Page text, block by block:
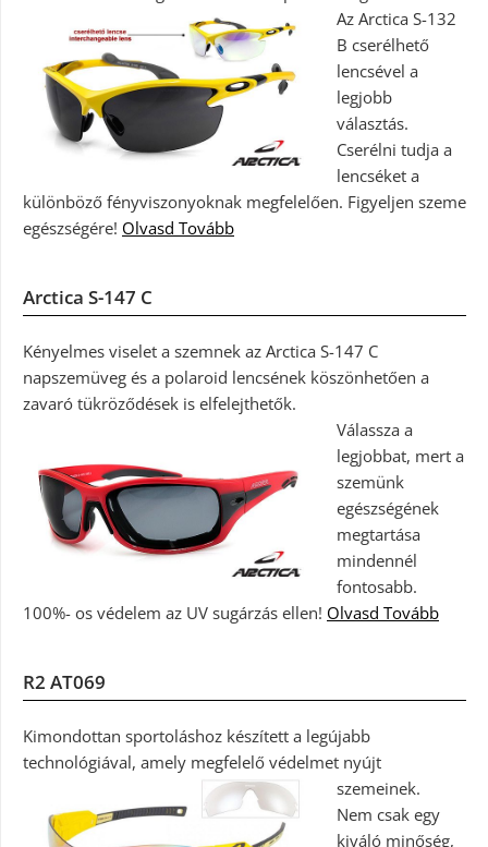
Az Arctica S-132
B cserélhető
lencsével a
legjobb
választás.
Cserélni tudja a
lencséket a
különböző fényviszonyoknak megfelelően. Figyeljen szeme
egészségére! Olvasd Tovább
Arctica S-147 C
Kényelmes viselet a szemnek az Arctica S-147 C
napszemüveg és a polaroid lencsének köszönhetően a
zavaró tükröződések is elfelejthetők.
Válassza a
legjobbat, mert a
szemünk
egészségének
megtartása
mindennél
fontosabb.
100%- os védelem az UV sugárzás ellen! Olvasd Tovább
R2 AT069
Kimondottan sportoláshoz készített a legújabb
technológiával, amely megfelelő védelmet nyújt
szemeinek.
Nem csak egy
kiváló minőség,